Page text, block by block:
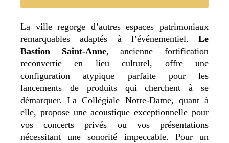
La ville regorge d’autres espaces patrimoniaux
remarquables adaptés à l’événementiel. Le
Bastion Saint-Anne, ancienne fortification
reconvertie en lieu culturel, offre une
configuration atypique parfaite pour les
lancements de produits qui cherchent à se
démarquer. La Collégiale Notre-Dame, quant à
elle, propose une acoustique exceptionnelle pour
vos concerts privés ou vos présentations
nécessitant une sonorité impeccable. Pour un